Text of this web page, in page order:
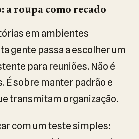
a roupa como recado
em ambientes
gente passa a escolher um
para reuniões. Não é
É sobre manter padrão e
transmitam organização.
com um teste simples: